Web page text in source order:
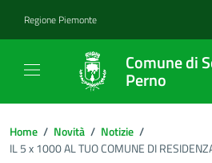
Regione Piemonte
Comune di
Perno
Home / Novità / Notizie /
IL 5 x 1000 AL TUO COMUNE DI